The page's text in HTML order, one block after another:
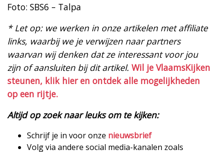
Foto: SBS6 – Talpa
* Let op: we werken in onze artikelen met affiliate
links, waarbij we je verwijzen naar partners
waarvan wij denken dat ze interessant voor jou
zijn of aansluiten bij dit artikel. Wil je VlaamsKijken
steunen, klik hier en ontdek alle mogelijkheden
op een rijtje.
Altijd op zoek naar leuks om te kijken:
Schrijf je in voor onze nieuwsbrief
Volg via andere social media-kanalen zoals